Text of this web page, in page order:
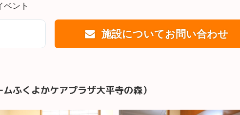
ベント
施設についてお問い合わせ
ムふくよかケアプラザ大平寺の森）